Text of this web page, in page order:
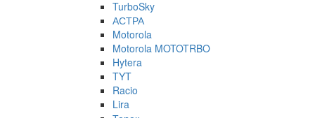
TurboSky
АСТРА
Motorola
Motorola MOTOTRBO
Hytera
TYT
Racio
Lira